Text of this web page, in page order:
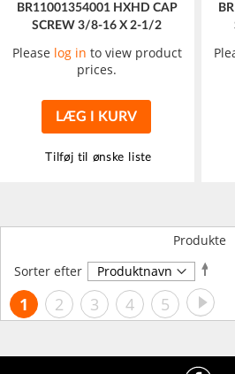
BR11001354001 HXHD CAP
SCREW 3/8-16 X 2-1/2
Please log in to view product
prices.
LÆG I KURV
Tilføj til ønske liste
Produkte
Sorter efter
orden
Side
Du
i
1 Side
2 Side
3 Side
4 Side
5 Side